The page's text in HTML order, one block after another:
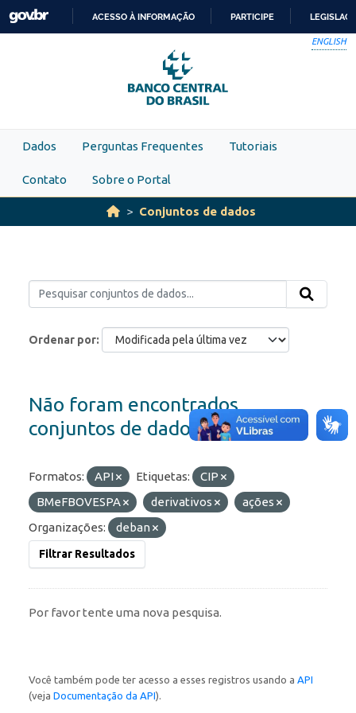
Skip to main content
PARA
O
CONTEÚDO
ACESSO À INFORMAÇÃO PARTICIPE
ENGLISH
Dados Perguntas Frequentes Tutoriais
Contato Sobre o Portal
Conjuntos de dados
Ordenar por
Não foram encontrados
conjuntos de dados
Formatos: API Etiquetas:
CIP
BMeFBOVESPA
derivativos
ações
Organizações:
deban
Filtrar Resultados
Por favor tente uma nova pesquisa.
Você também pode ter acesso a esses registros usando a API
(veja Documentação da API).